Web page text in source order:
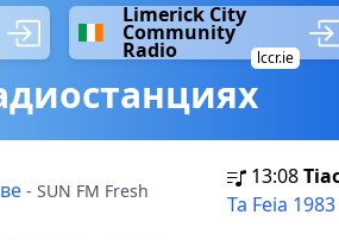
Limerick City
Community
Radio lccr.ie
- SUN FM Fresh
13:08
Ta Feia 1983